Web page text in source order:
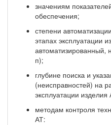
значениям
обеспечения;
степени
этапах эксплуатации
автоматизированный,
п);
глубине поиска и
(неисправностей) на
эксплуатации изделия
методам контроля
АТ: